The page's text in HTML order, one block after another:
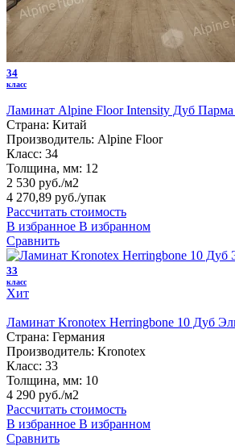
34
класс
Ламинат Alpine Floor Intensity Дуб
Страна: Китай
Производитель: Alpine Floor
Класс: 34
Толщина, мм: 12
2 530 руб./м2
4 270,89 руб./упак
Рассчитать стоимость
В избранное В избранном
Сравнить
33
класс
Хит
Ламинат Kronotex Herringbone 10 Дуб
Страна: Германия
Производитель: Kronotex
Класс: 33
Толщина, мм: 10
4 290 руб./м2
Рассчитать стоимость
В избранное В избранном
Сравнить